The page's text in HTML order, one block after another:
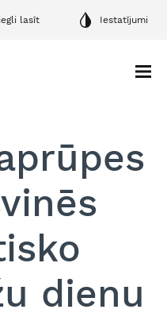
lasīt Iestatījumi
dienu